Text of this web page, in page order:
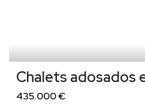
Chalets adosados
435.000 €